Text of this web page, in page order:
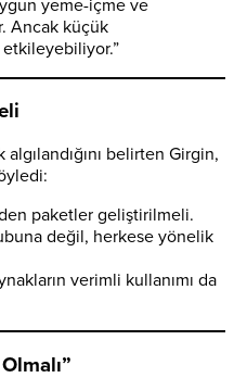
yeme-içme ve
Ancak küçük
belirten Girgin,
paketler geliştirilmeli.
değil, herkese yönelik
verimli kullanımı da